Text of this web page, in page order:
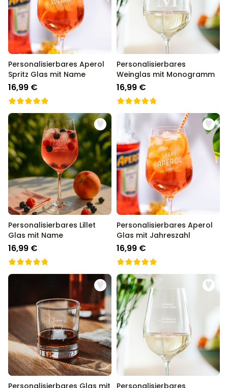
Personalisierbar
Personalisierbares Aperol
Spritz Glas mit Name
über 19.400
mal gekauft
16,99 €
Personalisierbar
Personalisierbares Handtuch
mal gekauft
Personalisierbar
Personalisierbare Schürze
Pizzeria mit Gesicht
über 1.900
mal gekauft
29,99 €
Personalisierbares Aperol
Spritz Glas mit Name
16,99 €
Personalisierbares
Weinglas mit Monogramm
16,99 €
Personalisierbares Lillet
Glas mit Name
16,99 €
Personalisierbares Aperol
Glas mit Jahreszahl
16,99 €
Personalisierbares Glas mit
Personalisierbares